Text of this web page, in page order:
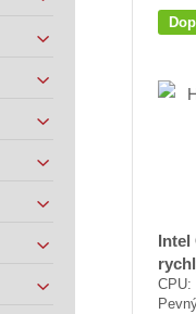
Intel
CPU: